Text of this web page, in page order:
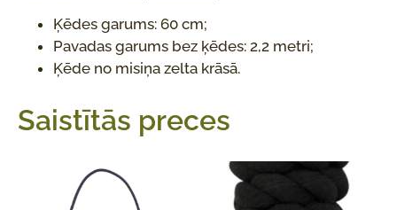
Ķēdes garums: 60 cm;
Pavadas garums bez ķēdes: 2,2 metri;
Ķēde no misiņa zelta krāsā.
Saistītās preces